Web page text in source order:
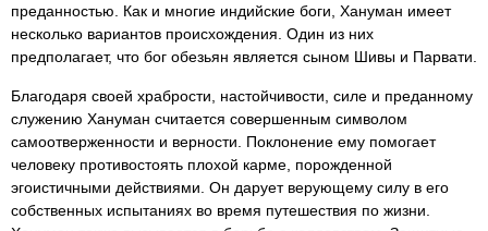
преданностью. Как и многие индийские боги, Хануман имеет
несколько вариантов происхождения. Один из них
предполагает, что бог обезьян является сыном Шивы и Парвати.
Благодаря своей храбрости, настойчивости, силе и преданному
служению Хануман считается совершенным символом
самоотверженности и верности. Поклонение ему помогает
человеку противостоять плохой карме, порожденной
эгоистичными действиями. Он дарует верующему силу в его
собственных испытаниях во время путешествия по жизни.